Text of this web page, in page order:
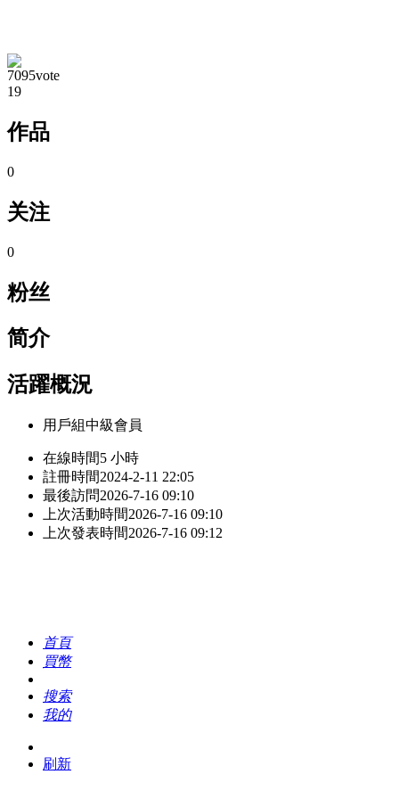
7095vote
19
作品
0
关注
0
粉丝
简介
活躍概況
用戶組中級會員
在線時間5 小時
註冊時間2024-2-11 22:05
最後訪問2026-7-16 09:10
上次活動時間2026-7-16 09:10
上次發表時間2026-7-16 09:12
首頁
買幣
搜索
我的
刷新